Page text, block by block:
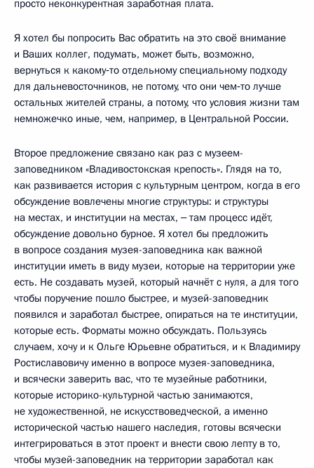
просто неконкурентная заработная плата.
Я хотел бы попросить Вас обратить на это своё внимание
и Ваших коллег, подумать, может быть, возможно,
вернуться к какому‑то отдельному специальному подходу
для дальневосточников, не потому, что они чем‑то лучше
остальных жителей страны, а потому, что условия жизни там
немножечко иные, чем, например, в Центральной России.
Второе предложение связано как раз с музеем-
заповедником «Владивостокская крепость». Глядя на то,
как развивается история с культурным центром, когда в его
обсуждение вовлечены многие структуры: и структуры
на местах, и институции на местах, ‒ там процесс идёт,
обсуждение довольно бурное. Я хотел бы предложить
в вопросе создания музея-заповедника как важной
институции иметь в виду музеи, которые на территории уже
есть. Не создавать музей, который начнёт с нуля, а для того
чтобы поручение пошло быстрее, и музей-заповедник
появился и заработал быстрее, опираться на те институции,
которые есть. Форматы можно обсуждать. Пользуясь
случаем, хочу и к Ольге Юрьевне обратиться, и к Владимиру
Ростиславовичу именно в вопросе музея-заповедника,
и всячески заверить вас, что те музейные работники,
которые историко-культурной частью занимаются,
не художественной, не искусствоведческой, а именно
исторической частью нашего наследия, готовы всячески
интегрироваться в этот проект и внести свою лепту в то,
чтобы музей-заповедник на территории заработал как